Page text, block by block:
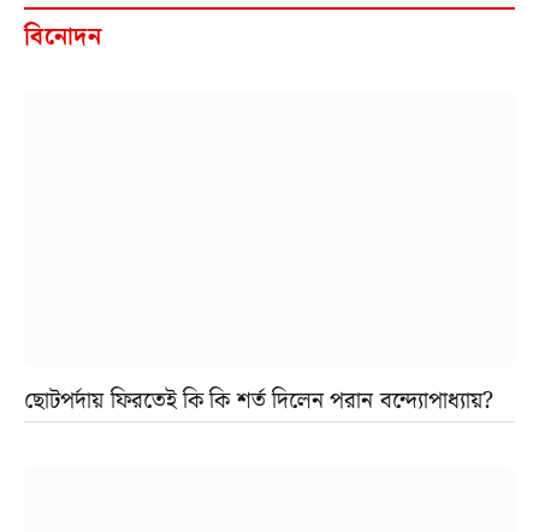
বিনোদন
ছোটপর্দায় ফিরতেই কি কি শর্ত দিলেন পরান বন্দ্যোপাধ্যায়?